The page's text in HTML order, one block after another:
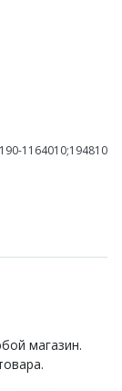
1164010;194810
магазин.